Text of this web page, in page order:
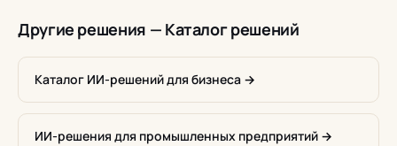
Другие решения — Каталог решений
Каталог ИИ-решений для бизнеса →
ИИ-решения для промышленных предприятий →